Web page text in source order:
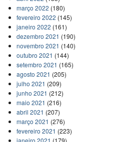
março 2022 (180)
fevereiro 2022 (145)
janeiro 2022 (161)
dezembro 2021 (190)
novembro 2021 (140)
outubro 2021 (144)
setembro 2021 (165)
agosto 2021 (205)
julho 2021 (209)
junho 2021 (212)
maio 2021 (216)
abril 2021 (207)
março 2021 (276)
fevereiro 2021 (223)